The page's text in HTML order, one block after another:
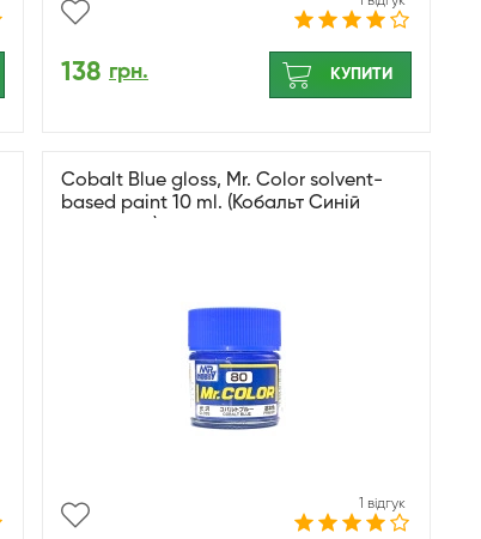
138 грн. КУПИТИ
Cobalt Blue gloss, Mr. Color solvent-
based paint 10 ml. (Кобальт Синій
1 відгук